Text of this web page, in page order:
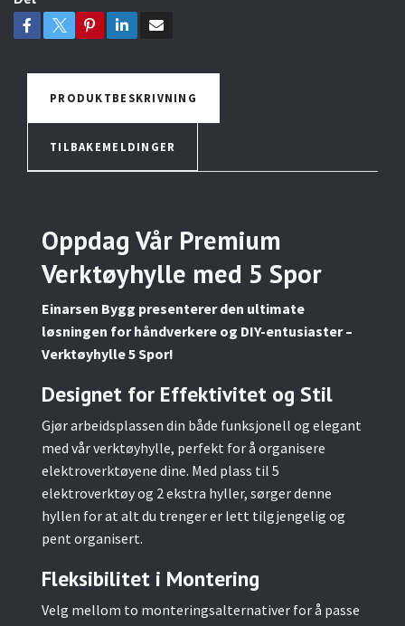
PRODUKTBESKRIVNING
TILBAKEMELDINGER
Oppdag Vår Premium
Verktøyhylle med 5 Spor
Einarsen Bygg presenterer den ultimate
løsningen for håndverkere og DIY-entusiaster –
Verktøyhylle 5 Spor!
Designet for Effektivitet og Stil
Gjør arbeidsplassen din både funksjonell og elegant
med vår verktøyhylle, perfekt for å organisere
elektroverktøyene dine. Med plass til 5
elektroverktøy og 2 ekstra hyller, sørger denne
hyllen for at alt du trenger er lett tilgjengelig og
pent organisert.
Fleksibilitet i Montering
Velg mellom to monteringsalternativer for å passe